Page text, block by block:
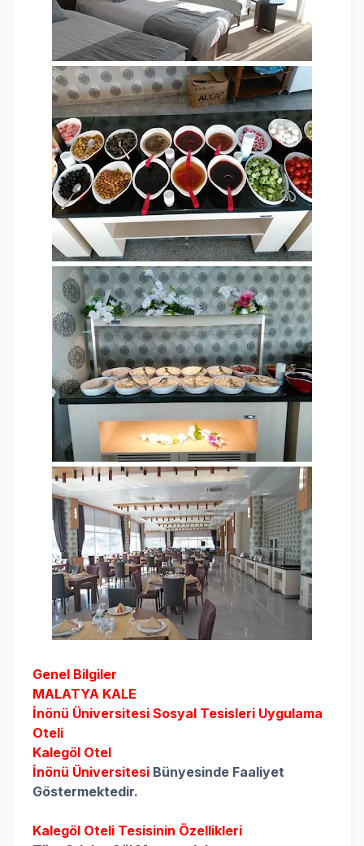
Genel Bilgiler
MALATYA KALE
İnönü Üniversitesi Sosyal Tesisleri Uygulama
Oteli
Kalegöl Otel
İnönü Üniversitesi Bünyesinde Faaliyet
Göstermektedir.
Kalegöl Oteli Tesisinin Özellikleri